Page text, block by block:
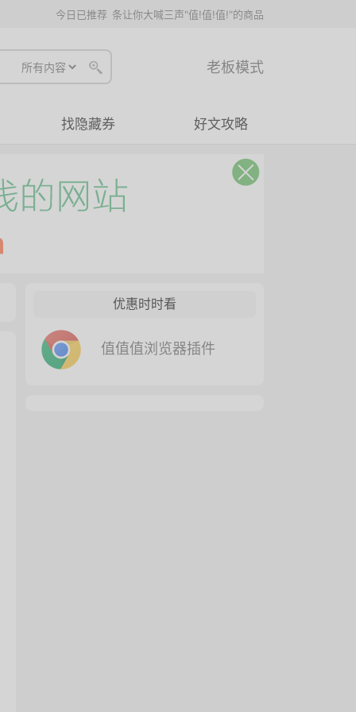
今日已推荐 条让你大喊三声"值!值!值!"的商品
老板模式
找隐藏券 好文攻略
优惠时时看
值值值浏览器插件